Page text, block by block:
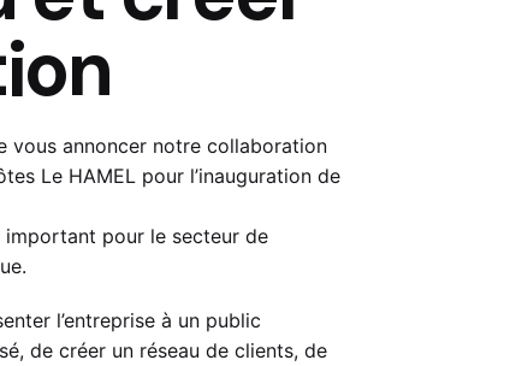
vous annoncer notre collaboration
Le HAMEL pour l’inauguration de
important pour le secteur de
l’entreprise à un public
de créer un réseau de clients, de